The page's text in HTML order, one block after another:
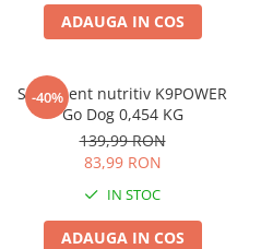
Delicii Păsări
Îngrijire Păsări
Așternut Igienic Păsări
Rozătoare
Hrană Rozătoare
ADAUGA IN COS
-40%
Supliment nutritiv K9POWER
Go Dog 0,454 KG
139,99 RON
83,99 RON
IN STOC
ADAUGA IN COS